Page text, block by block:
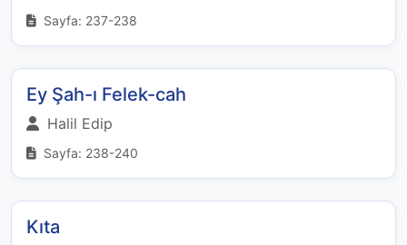
Sayfa: 237-238
Ey Şah-ı Felek-cah
Halil Edip
Sayfa: 238-240
Kıta